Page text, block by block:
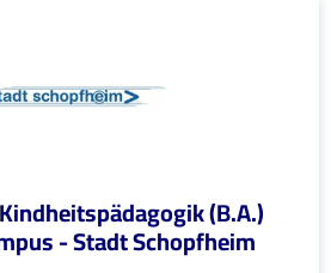
(B.A.)
- Stadt Schopfheim